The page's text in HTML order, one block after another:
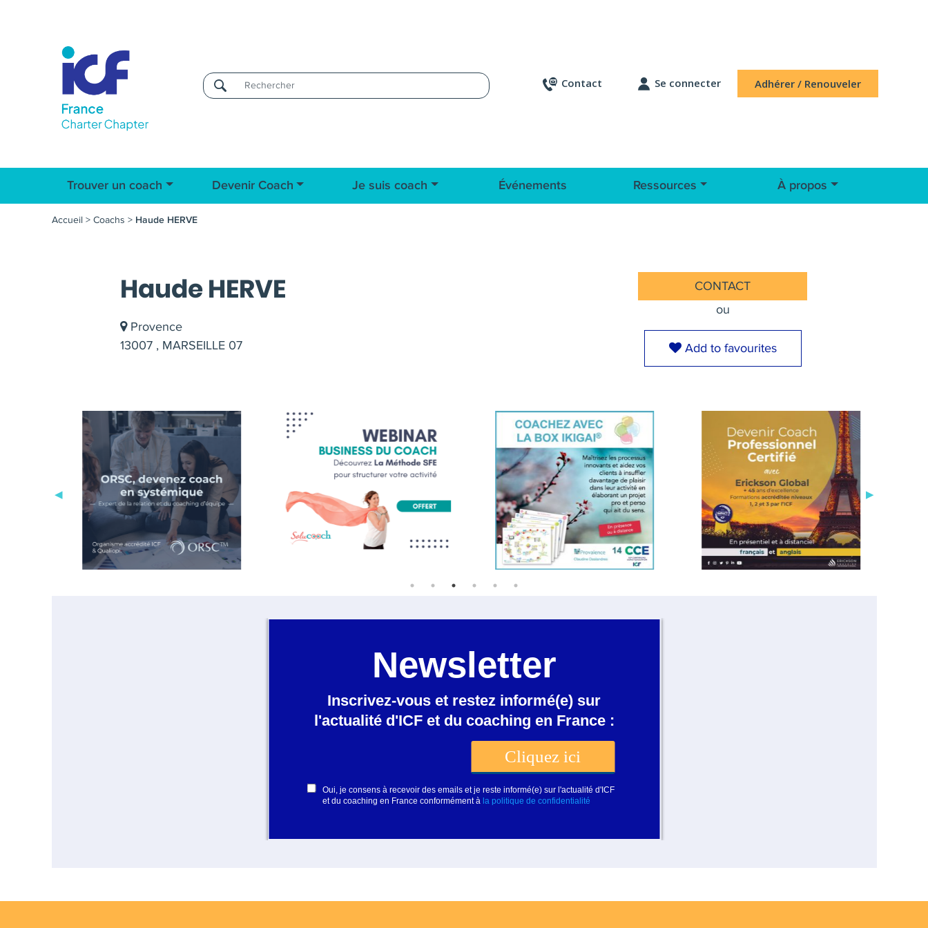
Username Contact Se connecter Adhérer / Renouveler
Trouver un coach Devenir Coach Je suis coach Événements Ressources À propos
Accueil > Coachs > Haude HERVE
Haude HERVE
Provence
13007 , MARSEILLE 07
CONTACT
ou
Add to favourites